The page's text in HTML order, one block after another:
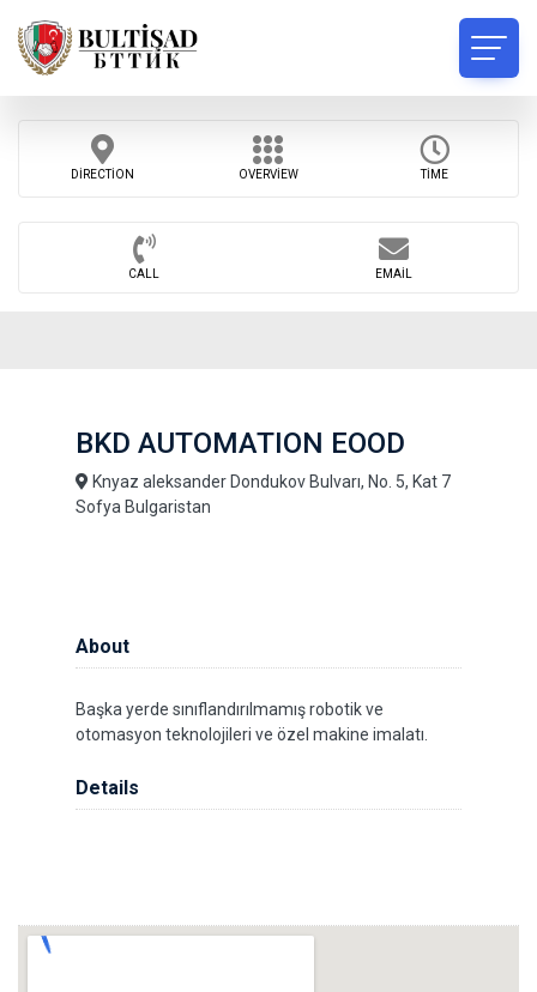
DIRECTION OVERVIEW TIME
CALL EMAIL
BKD AUTOMATION EOOD
Knyaz aleksander Dondukov Bulvarı, No. 5, Kat 7
Sofya Bulgaristan
About
Başka yerde sınıflandırılmamış robotik ve
otomasyon teknolojileri ve özel makine imalatı.
Details